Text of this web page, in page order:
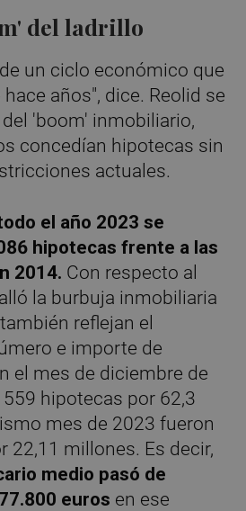
del ladrillo
un ciclo económico que
años", dice. Reolid se
'boom' inmobiliario,
concedían hipotecas sin
actuales.
el año 2023 se
hipotecas frente a las
2014. Con respecto al
la burbuja inmobiliaria
reflejan el
e importe de
el mes de diciembre de
hipotecas por 62,3
mes de 2023 fueron
22,11 millones. Es decir,
medio pasó de
euros en ese